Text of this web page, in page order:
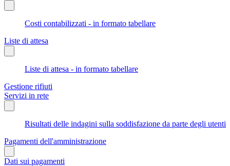
Costi contabilizzati - in formato tabellare
Liste di attesa
Liste di attesa - in formato tabellare
Gestione rifiuti
Servizi in rete
Risultati delle indagini sulla soddisfazione da parte degli utenti
Pagamenti dell'amministrazione
Dati sui pagamenti